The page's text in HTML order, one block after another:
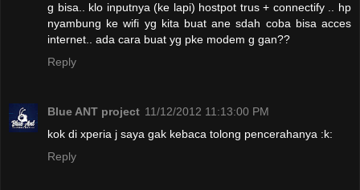
g bisa.. klo inputnya (ke lapi) hostpot trus + connectify .. hp
nyambung ke wifi yg kita buat ane sdah coba bisa acces
internet.. ada cara buat yg pke modem g gan??
Reply
Blue ANT project 11/12/2012 11:13:00 PM
kok di xperia j saya gak kebaca tolong pencerahanya :k:
Reply